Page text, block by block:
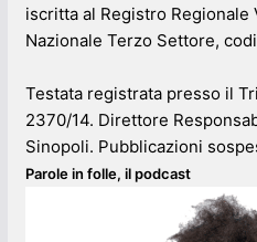
iscritta al Registro Regionale
Nazionale Terzo Settore,
Testata registrata presso il
2370/14. Direttore
Sinopoli. Pubblicazioni
Parole in folle, il podcast